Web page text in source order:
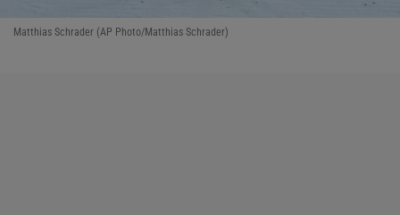
Matthias Schrader (AP Photo/Matthias Schrader)